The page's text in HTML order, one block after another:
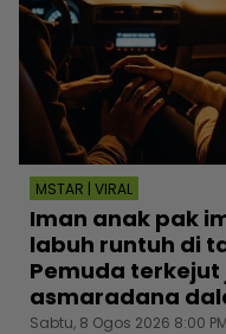
MSTAR | VIRAL
Iman anak pak
labuh runtuh di
Pemuda
asmaradana
Sabtu, 8 Ogos 2026 8:00 PM